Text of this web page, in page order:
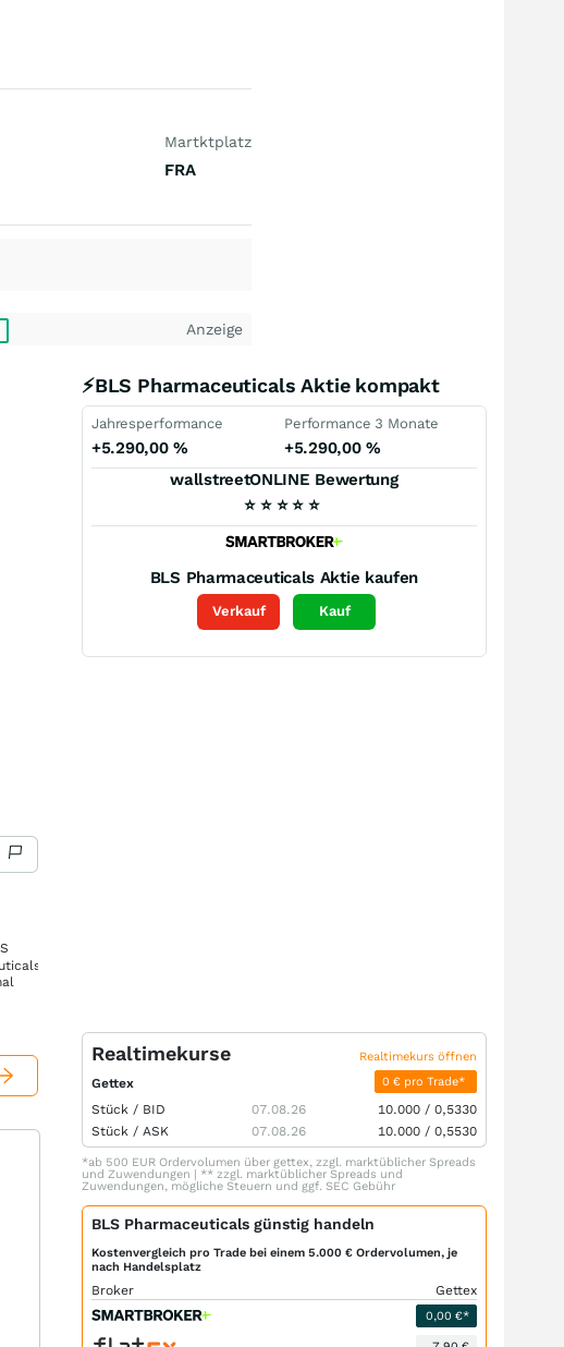
Martktplatz
FRA
Anzeige
⚡BLS Pharmaceuticals Aktie kompakt
Jahresperformance
+5.290,00 %
Performance 3 Monate
+5.290,00 %
wallstreetONLINE Bewertung
⭐ ⭐ ⭐ ⭐ ⭐
BLS Pharmaceuticals Aktie kaufen
Verkauf Kauf
Realtimekurse Realtimekurs öffnen
Gettex 0 € pro Trade*
Stück / BID 07.08.26 10.000 / 0,5330
Stück / ASK 07.08.26 10.000 / 0,5530
*ab 500 EUR Ordervolumen über gettex, zzgl. marktüblicher Spreads
und Zuwendungen | ** zzgl. marktüblicher Spreads und
Zuwendungen, mögliche Steuern und ggf. SEC Gebühr
BLS Pharmaceuticals günstig handeln
Kostenvergleich pro Trade bei einem 5.000 € Ordervolumen, je
nach Handelsplatz
Broker Gettex
0,00 €*